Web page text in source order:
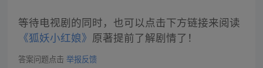
等待电视剧的同时，也可以点击下方链接来阅读
《狐妖小红娘》 原著提前了解剧情了！
答案问题点击 举报反馈